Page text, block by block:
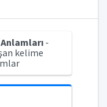
-
kelime